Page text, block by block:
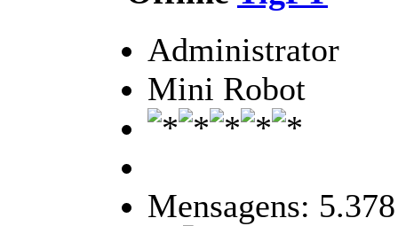
Administrator
Mini Robot
Mensagens: 5.378